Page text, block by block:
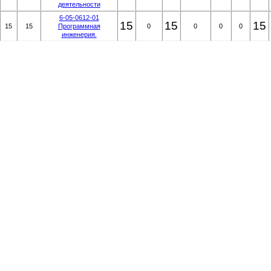
деятельности
15 15
6-05-0612-01
Программная
инженерия.
15 0 15 0 0 0 15